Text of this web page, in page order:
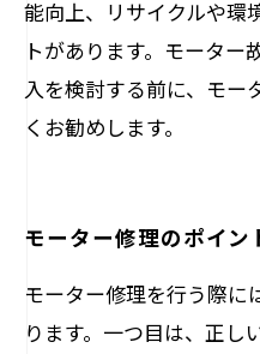
能向上、リサイクルや環
トがあります。モーター
入を検討する前に、モー
くお勧めします。
モーター修理のポイン
モーター修理を行う際に
ります。一つ目は、正し